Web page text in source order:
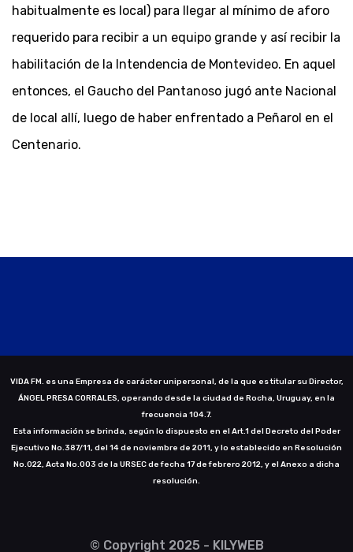
habitualmente es local) para llegar al mínimo de aforo
requerido para recibir a un equipo grande y así recibir la
habilitación de la Intendencia de Montevideo. En aquel
entonces, el Gaucho del Pantanoso jugó ante Nacional
de local allí, luego de haber enfrentado a Peñarol en el
Centenario.
VIDA FM. es una Empresa de carácter unipersonal, de la que es titular su Director,
ÁNGEL PRESA CORRALES, operando desde la ciudad de Rocha, Uruguay, en la
frecuencia 104.7.
Esta información se brinda, según lo dispuesto en el Art.1 del Decreto del Poder
Ejecutivo No.387/11, del 14 de noviembre de 2011, y lo establecido en Resolución
No.022, Acta No.003 de la URSEC de fecha 17 de febrero 2012, y el Anexo a dicha
resolución.
© Copyright 2025 - KILYWEB